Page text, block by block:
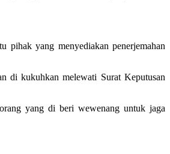
pihak yang menyediakan penerjemahan
di kukuhkan melewati Surat Keputusan
yang di beri wewenang untuk jaga